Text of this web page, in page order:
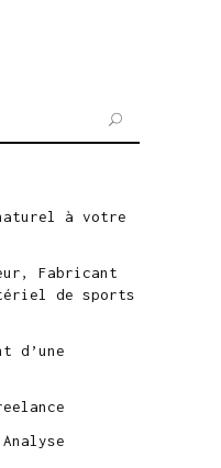
à votre
Fabricant
de sports
d’une